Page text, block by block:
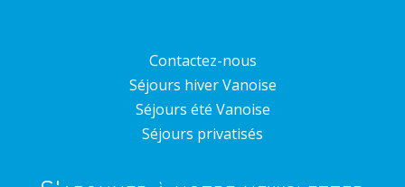
Contactez-nous
Séjours hiver Vanoise
Séjours été Vanoise
Séjours privatisés